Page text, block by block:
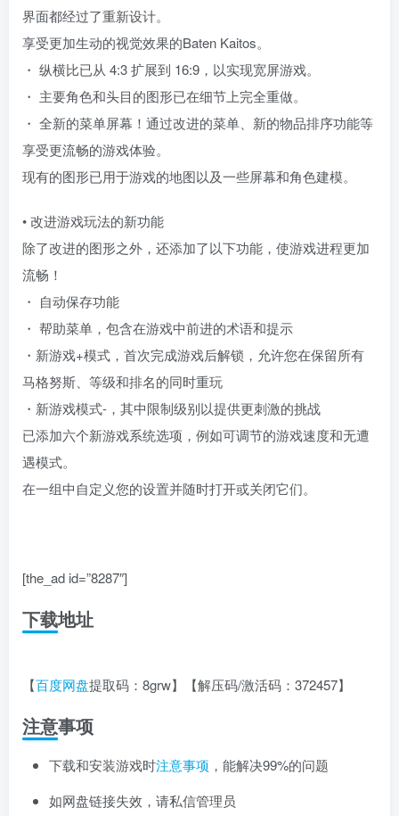
界面都经过了重新设计。
享受更加生动的视觉效果的Baten Kaitos。
・ 纵横比已从 4:3 扩展到 16:9，以实现宽屏游戏。
・ 主要角色和头目的图形已在细节上完全重做。
・ 全新的菜单屏幕！通过改进的菜单、新的物品排序功能等
享受更流畅的游戏体验。
现有的图形已用于游戏的地图以及一些屏幕和角色建模。
• 改进游戏玩法的新功能
除了改进的图形之外，还添加了以下功能，使游戏进程更加
流畅！
・ 自动保存功能
・ 帮助菜单，包含在游戏中前进的术语和提示
・新游戏+模式，首次完成游戏后解锁，允许您在保留所有
马格努斯、等级和排名的同时重玩
・新游戏模式-，其中限制级别以提供更刺激的挑战
已添加六个新游戏系统选项，例如可调节的游戏速度和无遭
遇模式。
在一组中自定义您的设置并随时打开或关闭它们。
[the_ad id=”8287″]
下载地址
【百度网盘提取码：8grw】【解压码/激活码：372457】
注意事项
下载和安装游戏时注意事项 ，能解决99%的问题
如网盘链接失效，请私信管理员